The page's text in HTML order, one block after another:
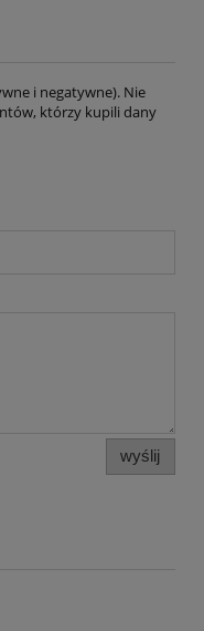
i negatywne). Nie
którzy kupili dany
wyślij